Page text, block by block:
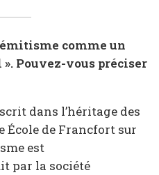
comme un
Pouvez-vous préciser
dans l’héritage des
École de Francfort sur
est
par la société